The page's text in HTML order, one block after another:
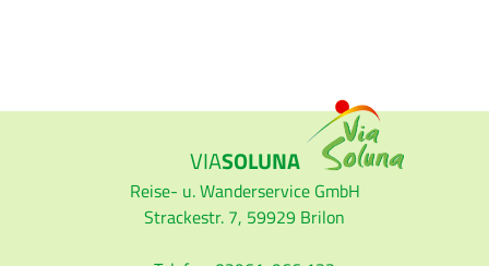
VIASOLUNA
Reise- u. Wanderservice GmbH
Strackestr. 7, 59929 Brilon